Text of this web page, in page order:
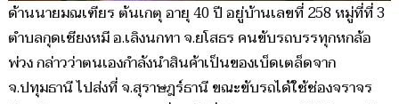
ด้านนายมณเฑียร ต้นเกตุ อายุ 40 ปี อยู่บ้านเลขที่ 258 หมู่ที่ที่ 3
ตำบลกุดเชียงหมี อ.เลิงนกทา จ.ยโสธร คนขับรถบรรทุกหกล้อ
พ่วง กล่าวว่าตนเองกำลังนำสินค้าเป็นของเบ็ดเตล็ดจาก
จ.ปทุมธานี ไปส่งที่ จ.สุราษฎร์ธานี ขณะขับรถได้ใช้ช่องจราจร